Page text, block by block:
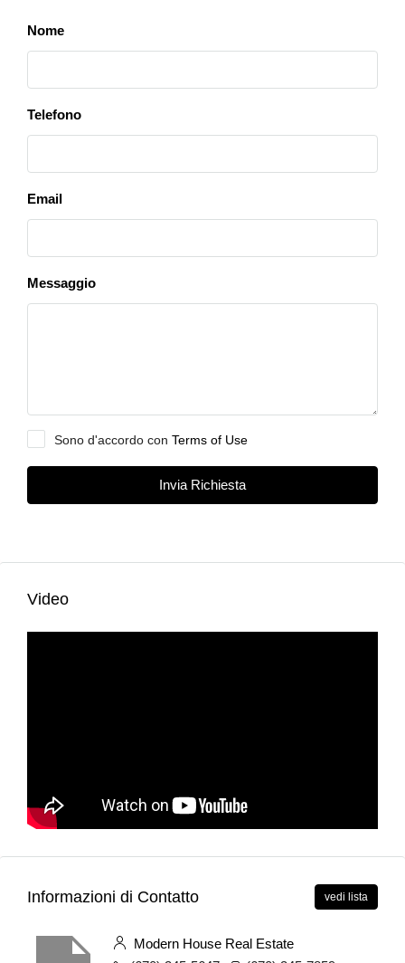
Nome
Telefono
Email
Messaggio
Sono d'accordo con Terms of Use
Invia Richiesta
Video
Informazioni di Contatto vedi lista
Modern House Real Estate